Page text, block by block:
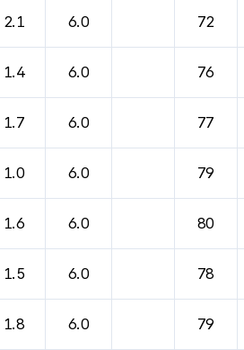
2.1 6.0 72
1.4 6.0 76
1.7 6.0 77
1.0 6.0 79
1.6 6.0 80
1.5 6.0 78
1.8 6.0 79